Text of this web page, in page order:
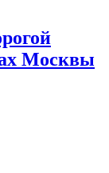
Москвы